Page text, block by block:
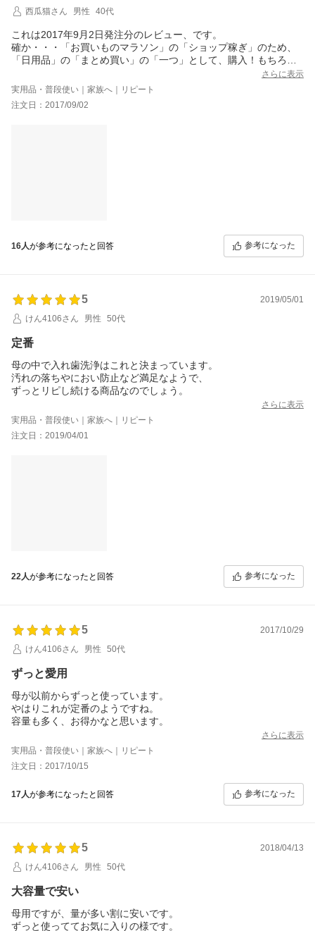
西瓜猫さん
男性 40代
これは2017年9月2日発注分のレビュー、です。
確か・・・「お買いものマラソン」の「ショップ稼ぎ」のため、
「日用品」の「まとめ買い」の「一つ」として、購入！もちろ
ん、「割引クーポン」の「値段合わせ」のためにも！いつもは、
「路面店」で購入しておりましたが、最近では「楽天市場」のシ
ョップさんで・・・。
「酵素入りポリデント108錠」は、ウチの親のお気に入り！
さらに表示
実用品・普段使い｜家族へ｜リピート
注文日：2017/09/02
16人が参考になったと回答 参考になった
5
2019/05/01
けん4106さん
男性 50代
定番
母の中で入れ歯洗浄はこれと決まっています。
汚れの落ちやにおい防止など満足なようで、
ずっとリピし続ける商品なのでしょう。
さらに表示
実用品・普段使い｜家族へ｜リピート
注文日：2019/04/01
22人が参考になったと回答 参考になった
5
2017/10/29
けん4106さん
男性 50代
ずっと愛用
母が以前からずっと使っています。
やはりこれが定番のようですね。
容量も多く、お得かなと思います。
さらに表示
実用品・普段使い｜家族へ｜リピート
注文日：2017/10/15
17人が参考になったと回答 参考になった
5
2018/04/13
けん4106さん
男性 50代
大容量で安い
母用ですが、量が多い割に安いです。
ずっと使っててお気に入りの様です。